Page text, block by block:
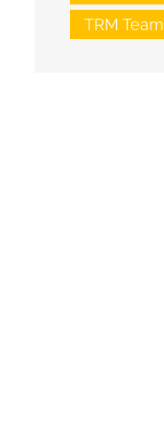
TRM Team